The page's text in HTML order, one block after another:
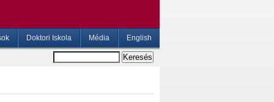
Doktori Iskola Média English